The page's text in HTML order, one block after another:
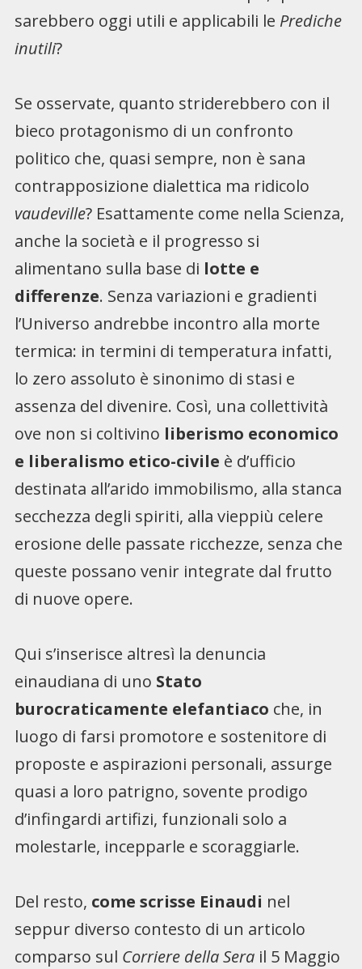
sarebbero oggi utili e applicabili le Prediche
inutili?
Se osservate, quanto striderebbero con il
bieco protagonismo di un confronto
politico che, quasi sempre, non è sana
contrapposizione dialettica ma ridicolo
vaudeville? Esattamente come nella Scienza,
anche la società e il progresso si
alimentano sulla base di lotte e
differenze. Senza variazioni e gradienti
l’Universo andrebbe incontro alla morte
termica: in termini di temperatura infatti,
lo zero assoluto è sinonimo di stasi e
assenza del divenire. Così, una collettività
ove non si coltivino liberismo economico
e liberalismo etico-civile è d’ufficio
destinata all’arido immobilismo, alla stanca
secchezza degli spiriti, alla vieppiù celere
erosione delle passate ricchezze, senza che
queste possano venir integrate dal frutto
di nuove opere.
Qui s’inserisce altresì la denuncia
einaudiana di uno Stato
burocraticamente elefantiaco che, in
luogo di farsi promotore e sostenitore di
proposte e aspirazioni personali, assurge
quasi a loro patrigno, sovente prodigo
d’infingardi artifizi, funzionali solo a
molestarle, incepparle e scoraggiarle.
Del resto, come scrisse Einaudi nel
seppur diverso contesto di un articolo
comparso sul Corriere della Sera il 5 Maggio